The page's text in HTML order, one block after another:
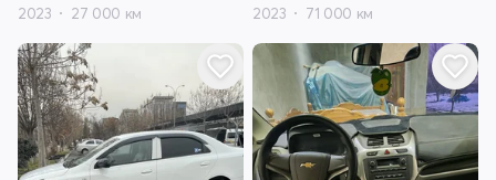
2023 27 000 км 2023 71 000 км